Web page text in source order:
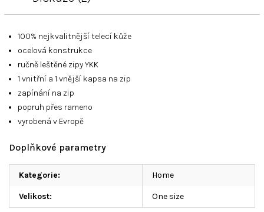
100% nejkvalitnější telecí kůže
ocelová konstrukce
ručně leštěné zipy YKK
1 vnitřní a 1 vnější kapsa na zip
zapínání na zip
popruh přes rameno
vyrobená v Evropě
Doplňkové parametry
Kategorie: Home
Velikost: One size